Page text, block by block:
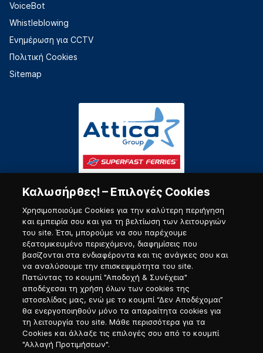
VoiceBot
Whistleblowing
Ενημέρωση για CCTV
Πολιτική Cookies
Sitemap
Πύλη Ναυτικού
Καλωσήρθες! – Επιλογές Cookies
Χρησιμοποιούμε Cookies για την καλύτερη περιήγηση
και εμπειρία σου και για τη βελτίωση των λειτουργιών
του site. Έτσι, μπορούμε να σου παρέχουμε
εξατομικευμένο περιεχόμενο, διαφημίσεις που
βασίζονται στα ενδιαφέροντα και τις ανάγκες σου και
να αναλύσουμε την επισκεψιμότητα του site.
Πατώντας το κουμπί "Αποδοχή & Συνέχεια"
αποδέχεσαι τη χρήση όλων των cookies της
ιστοσελίδας μας, ενώ με το κουμπί “Δεν Αποδέχομαι”
θα ενεργοποιηθούν μόνο τα απαραίτητα cookies για
τη λειτουργία του site. Μάθε περισσότερα για τα
Cookies και άλλαξε τις επιλογές σου από το κουμπί
"Αλλαγή Προτιμήσεων".